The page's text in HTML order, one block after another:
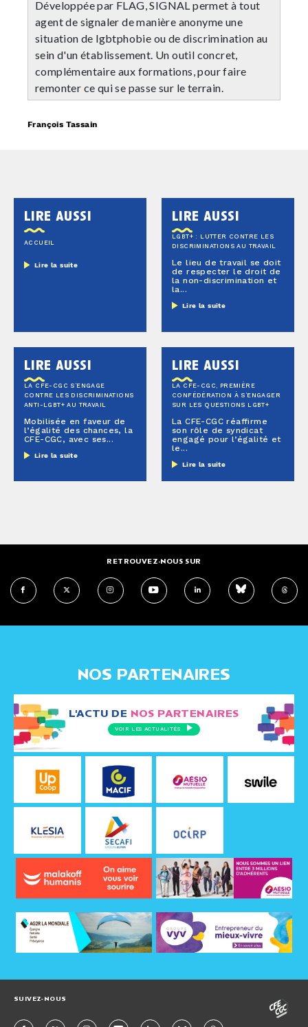
Développée par FLAG, SIGNAL permet à tout
agent de signaler de manière anonyme une
situation de lgbtphobie ou de discrimination au
sein d'un établissement. Un outil concret,
complémentaire aux formations, pour faire
remonter ce qui se passe sur le terrain.
François Tassain
lire aussi
ACCUEIL
Lire la suite
lire aussi
LGBT+ : LUTTER CONTRE LES
DISCRIMINATIONS AU TRAVAIL
Le lieu de travail se doit
de respecter le droit de
la non-discrimination et
la...
Lire la suite
lire aussi
LA CFE-CGC S’ENGAGE
CONTRE LES DISCRIMINATIONS
ANTI-LGBT+ AU TRAVAIL
Mobilisée en faveur de
l’égalité des chances, la
CFE-CGC, avec ses...
Lire la suite
lire aussi
LA CFE-CGC, PREMIÈRE
CONFÉDÉRATION À S’ENGAGER
SUR LES QUESTIONS LGBT+
La CFE-CGC réaffirme
son rôle de syndicat
engagé pour l’égalité et
le...
Lire la suite
RETROUVEZ-NOUS SUR
NOS PARTENAIRES
L'ACTU DE NOS PARTENAIRES
VOIR LES ACTUALITÉS
SUIVEZ-NOUS